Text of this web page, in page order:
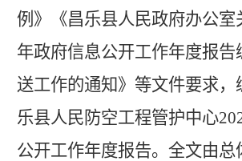
例》
《昌乐县人民政府办公
年政府信息公开工作年度报告
送工作的通知》等文件要求，
乐县人民防空工程管护中心
公开工作年度报告。全文由总